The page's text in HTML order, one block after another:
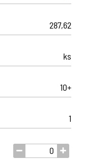
287,62
ks
10+
1